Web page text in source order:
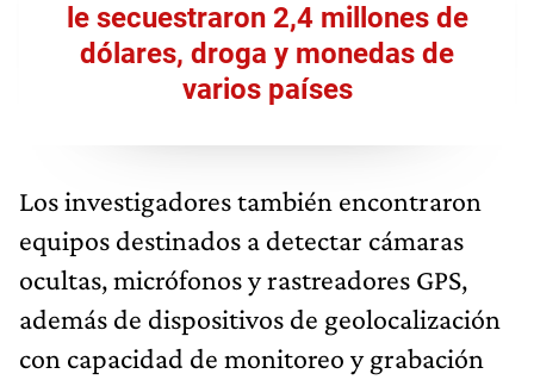
le secuestraron 2,4 millones de
dólares, droga y monedas de
varios países
Los investigadores también encontraron
equipos destinados a detectar cámaras
ocultas, micrófonos y rastreadores GPS,
además de dispositivos de geolocalización
con capacidad de monitoreo y grabación